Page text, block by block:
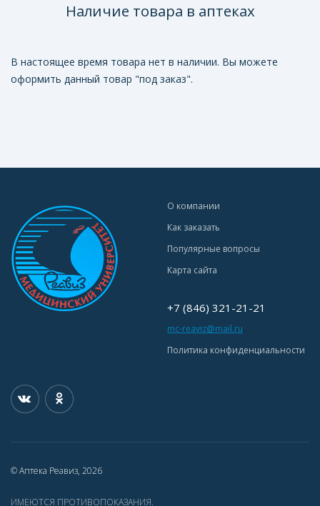
Наличие товара в аптеках
В настоящее время товара нет в наличии. Вы можете
оформить данный товар "под заказ".
О компании
Как заказать
Популярные вопросы
Карта сайта
+7 (846) 321-21-21
mc-reaviz@mail.ru
Политика конфиденциальности
© Аптека Реавиз, 2026
ИМЕЮТСЯ ПРОТИВОПОКАЗАНИЯ.